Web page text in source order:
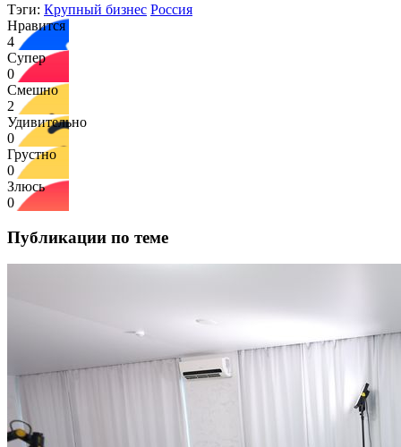
Тэги: Крупный бизнес Россия
Нравится
4
Супер
0
Смешно
2
Удивительно
0
Грустно
0
Злюсь
0
Публикации по теме